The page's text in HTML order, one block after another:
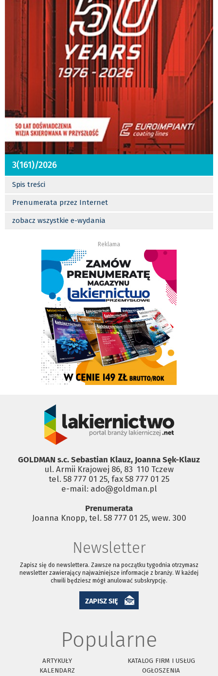
3(161)/2026
Spis treści
Prenumerata przez Internet
zobacz wszystkie e-wydania
Reklama
GOLDMAN s.c. Sebastian Klauz, Joanna Sęk-Klauz
ul. Armii Krajowej 86, 83 ­ 110 Tczew
tel. 58 777 01 25, fax 58 777 01 25
e-mail: ado@goldman.pl
Prenumerata
Joanna Knopp, tel. 58 777 01 25, wew. 300
Newsletter
Zapisz się do newslettera. Zawsze na początku tygodnia otrzymasz
newsletter zawierający najważniejsze informacje z branży. W każdej
chwili będziesz mógł anulować subskrypcję.
ZAPISZ SIĘ
Popularne
ARTYKUŁY
KATALOG FIRM I USŁUG
KALENDARZ
OGŁOSZENIA